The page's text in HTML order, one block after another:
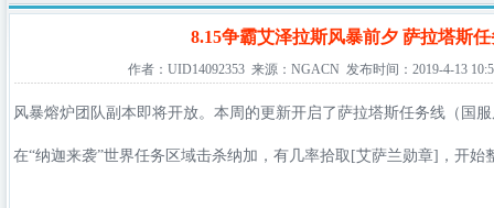
8.15争霸艾泽拉斯风暴前夕 萨拉塔斯
作者：UID14092353 来源：NGACN 发布时间：2019-4-13
风暴熔炉团队副本即将开放。本周的更新开启了萨拉塔斯任务线（国
在“纳迦来袭”世界任务区域击杀纳加，有几率拾取[艾萨兰勋章]，开始